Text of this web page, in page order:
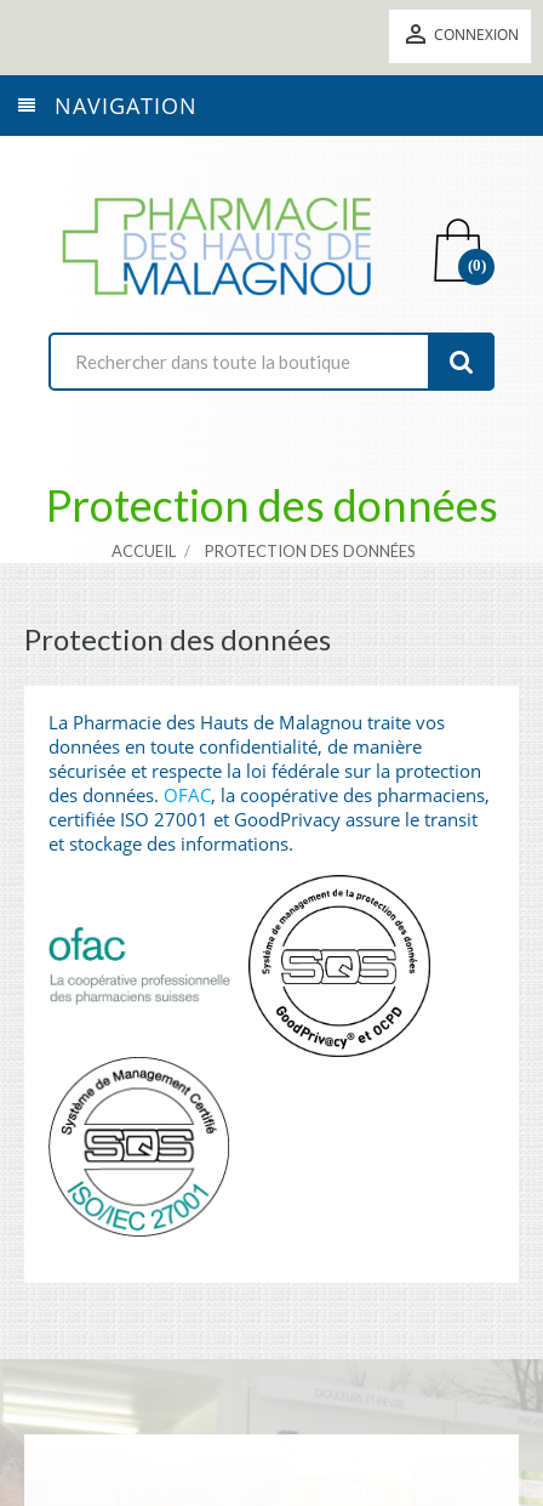
 CONNEXION
NAVIGATION
(0)
Protection des données
ACCUEIL PROTECTION DES DONNÉES
Protection des données
La Pharmacie des Hauts de Malagnou traite vos
données en toute confidentialité, de manière
sécurisée et respecte la loi fédérale sur la protection
des données. OFAC, la coopérative des pharmaciens,
certifiée ISO 27001 et GoodPrivacy assure le transit
et stockage des informations.